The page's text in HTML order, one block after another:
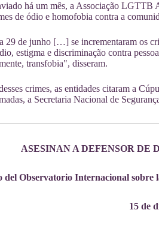
há um mês, a Associação
de ódio e homofobia contra a
29 de junho […] se incrementaram os
estigma e discriminação contra
transfobia", disseram.
crimes, as entidades citaram a
a Secretaria Nacional de
ASESINAN A DEFENSOR DE
del Observatorio Internacional sobre
15 de